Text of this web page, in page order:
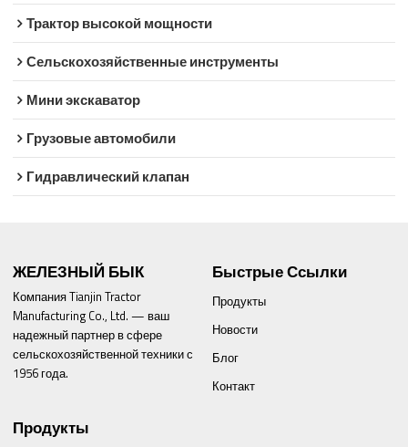
Трактор высокой мощности
Сельскохозяйственные инструменты
Мини экскаватор
Грузовые автомобили
Гидравлический клапан
ЖЕЛЕЗНЫЙ БЫК
Компания Tianjin Tractor
Manufacturing Co., Ltd. — ваш
надежный партнер в сфере
сельскохозяйственной техники с
1956 года.
Быстрые Ссылки
Продукты
Новости
Блог
Контакт
Продукты